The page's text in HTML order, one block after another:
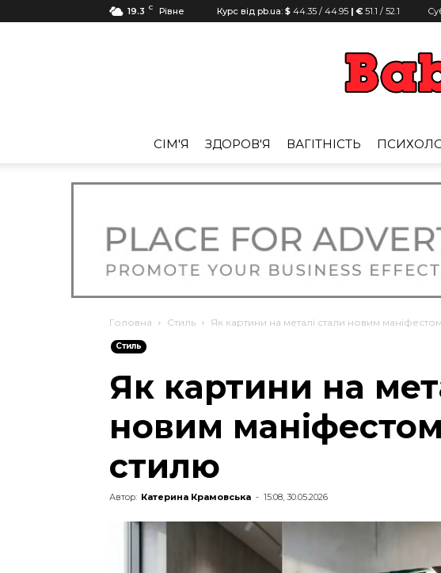
19.3 C Рівне Курс від pb.ua: $ 44.35 / 44.95 | € 51.1 / 52.1
СІМ'Я ЗДОРОВ'Я ВАГІТНІСТЬ
Головна Стиль Як картини на металі стали новим
Стиль
Як картини на
новим
стилю
Автор: Катерина Крамовська - 15:08, 30.05.2026